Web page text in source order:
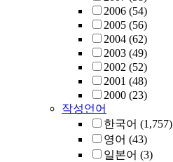
2006 (54)
2005 (56)
2004 (62)
2003 (49)
2002 (52)
2001 (48)
2000 (23)
작성언어
한국어 (1,757)
영어 (43)
일본어 (3)